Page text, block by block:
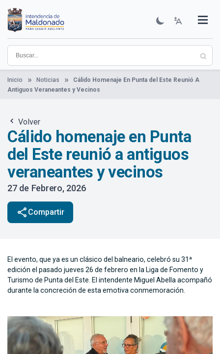
contenido
principal
Institucional
Municipios
Descubre Maldonado
Comunicación
Servicios
Guía De Trámites
Ver Noticias
Inicio Noticias
Cálido Homenaje En Punta del Este Reunió A
Antiguos Veraneantes y Vecinos
Volver
Cálido homenaje en Punta
del Este reunió a antiguos
veraneantes y vecinos
27 de Febrero, 2026
share Compartir
El evento, que ya es un clásico del balneario, celebró su 31ª
edición el pasado jueves 26 de febrero en la Liga de Fomento y
Turismo de Punta del Este. El intendente Miguel Abella acompañó
durante la concreción de esta emotiva conmemoración.